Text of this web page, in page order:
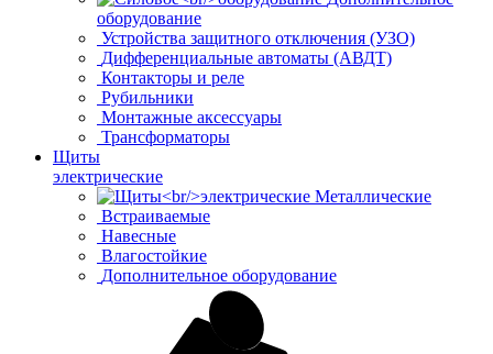
оборудование
Устройства защитного отключения (УЗО)
Дифференциальные автоматы (АВДТ)
Контакторы и реле
Рубильники
Монтажные аксессуары
Трансформаторы
Щиты
электрические
Металлические
Встраиваемые
Навесные
Влагостойкие
Дополнительное оборудование